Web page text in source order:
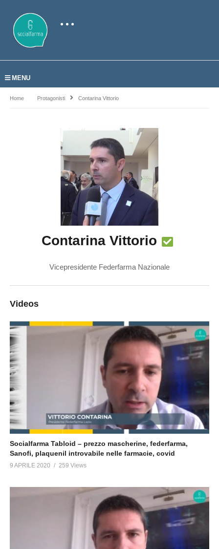
MENU
Home Protagonisti Contarina Vittorio
Contarina Vittorio
Vicepresidente Federfarma Nazionale
Videos
Socialfarma Tabloid – prezzo mascherine, federfarma,
Sanofi, plaquenil introvabile nelle farmacie, covid
9 APRILE 2020 259 Views